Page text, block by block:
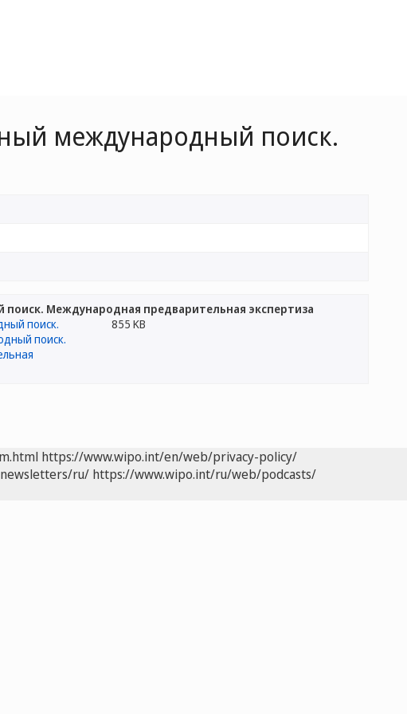
международный поиск.
Международная предварительная экспертиза
855 KB
https://www.wipo.int/en/web/privacy-policy/
ru/ https://www.wipo.int/ru/web/podcasts/